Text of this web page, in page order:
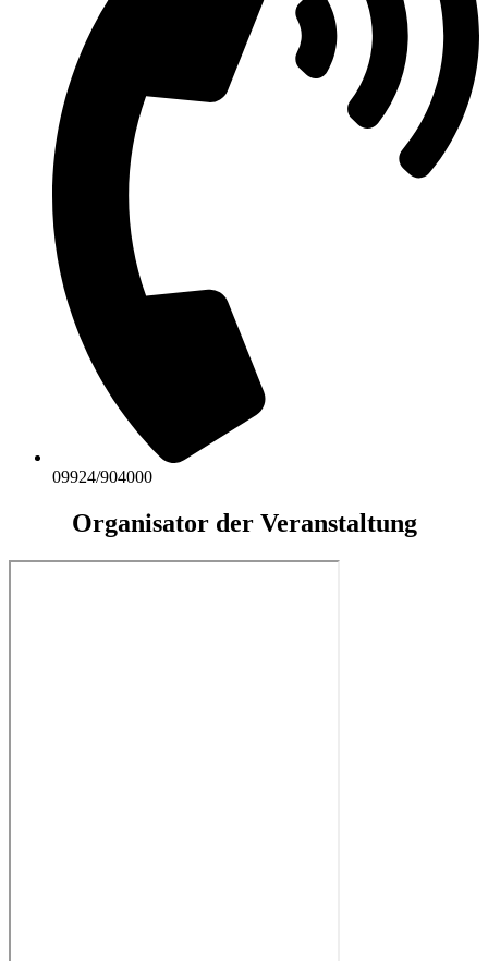
09924/904000
Organisator der Veranstaltung